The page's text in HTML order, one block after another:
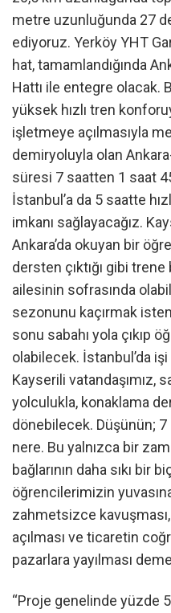
metre uzunluğunda 27
ediyoruz. Yerköy YHT
hat, tamamlandığında
Hattı ile entegre olacak.
yüksek hızlı tren
işletmeye açılmasıyla
demiryoluyla olan
süresi 7 saatten 1 saat
İstanbul’a da 5 saatte
imkanı sağlayacağız.
Ankara’da okuyan bir
dersten çıktığı gibi
ailesinin sofrasında
sezonunu kaçırmak
sonu sabahı yola çıkıp
olabilecek. İstanbul’da
Kayserili vatandaşımız,
yolculukla, konaklama
dönebilecek. Düşünün;
nere. Bu yalnızca bir
bağlarının daha sıkı bir
öğrencilerimizin
zahmetsizce kavuşması,
açılması ve ticaretin
pazarlara yayılması
“Proje genelinde yüzde